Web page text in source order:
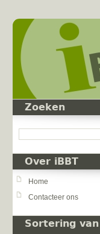
Zoeken
Over iBBT
Home
Contacteer ons
Sortering